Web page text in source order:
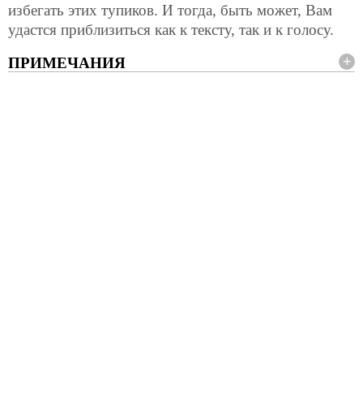
избегать этих тупиков. И тогда, быть может, Вам
удастся приблизиться как к тексту, так и к голосу.
ПРИМЕЧАНИЯ